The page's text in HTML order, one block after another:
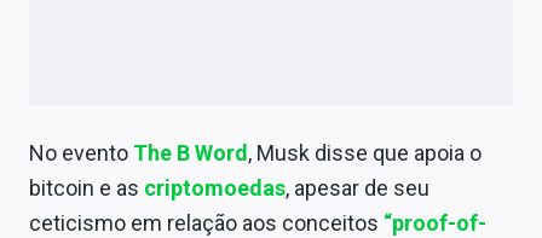
Sobre
Expediente
No evento The B Word, Musk disse que apoia o
bitcoin e as criptomoedas, apesar de seu
ceticismo em relação aos conceitos “proof-of-